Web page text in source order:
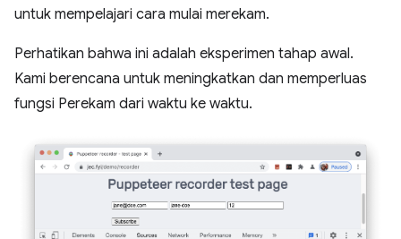
untuk mempelajari cara mulai merekam.
Perhatikan bahwa ini adalah eksperimen tahap awal.
Kami berencana untuk meningkatkan dan memperluas
fungsi Perekam dari waktu ke waktu.